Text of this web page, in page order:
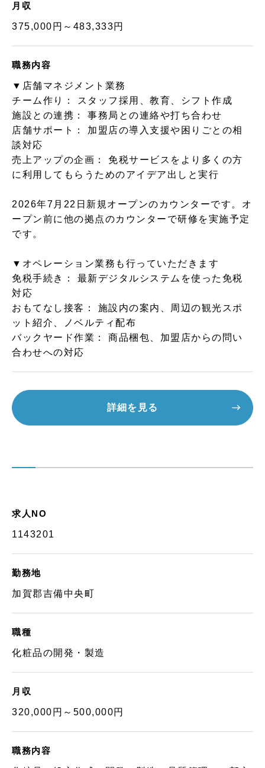
月収
375,000円～483,333円
職務内容
▼店舗マネジメント業務
チーム作り： スタッフ採用、教育、シフト作成
施設との連携： 事務局との連絡や打ち合わせ
店舗サポート： 加盟店の導入支援や困りごとの相
談対応
売上アップの企画： 免税サービスをより多くの方
に利用してもらうためのアイデア出しと実行
2026年7月22日新規オープンのカウンターです。オ
ープン前に他の拠点のカウンターで研修を実施予定
です。
▼オペレーション業務も行っていただきます
免税手続き： 最新デジタルシステムを使った免税
対応
おもてなし接客： 施設内の案内、周辺の観光スポ
ット紹介、ノベルティ配布
バックヤード作業： 商品梱包、加盟店からの問い
合わせへの対応
詳細を見る
求人NO
1143201
勤務地
加賀郡吉備中央町
職種
化粧品の開発・製造
月収
320,000円～500,000円
職務内容